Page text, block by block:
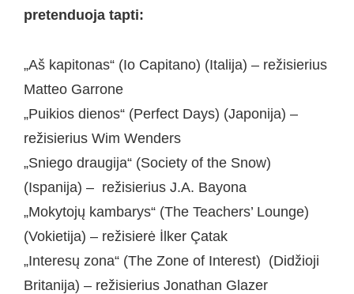
pretenduoja tapti:
„Aš kapitonas“ (Io Capitano) (Italija) – režisierius
Matteo Garrone
„Puikios dienos“ (Perfect Days) (Japonija) –
režisierius Wim Wenders
„Sniego draugija“ (Society of the Snow)
(Ispanija) – režisierius J.A. Bayona
„Mokytojų kambarys“ (The Teachers’ Lounge)
(Vokietija) – režisierė İlker Çatak
„Interesų zona“ (The Zone of Interest) (Didžioji
Britanija) – režisierius Jonathan Glazer